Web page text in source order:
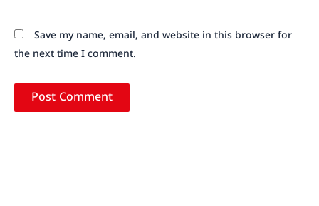
Save my name, email, and website in this browser for
the next time I comment.